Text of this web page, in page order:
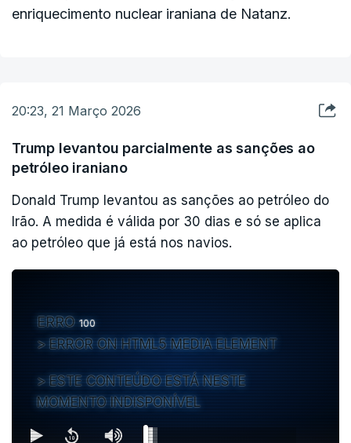
enriquecimento nuclear iraniana de Natanz.
20:23, 21 Março 2026
Trump levantou parcialmente as sanções ao
petróleo iraniano
Donald Trump levantou as sanções ao petróleo do
Irão. A medida é válida por 30 dias e só se aplica
ao petróleo que já está nos navios.
ERRO100
ERROR ON HTML5 MEDIA ELEMENT
ESTE CONTEÚDO ESTÁ NESTE
MOMENTO INDISPONÍVEL